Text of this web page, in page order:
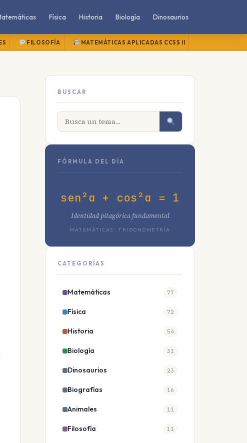
Física Historia Biología Dinosaurios
FILOSOFÍA MATEMÁTICAS APLICADAS CCSS II
BUSCAR
FÓRMULA DEL DÍA
sen²α + cos²α = 1
Identidad pitagórica fundamental
MATEMÁTICAS · TRIGONOMETRÍA
CATEGORÍAS
Matemáticas 77
Física 72
Historia 54
Biología 31
Dinosaurios 23
Biografías 16
Animales 11
Filosofía 11